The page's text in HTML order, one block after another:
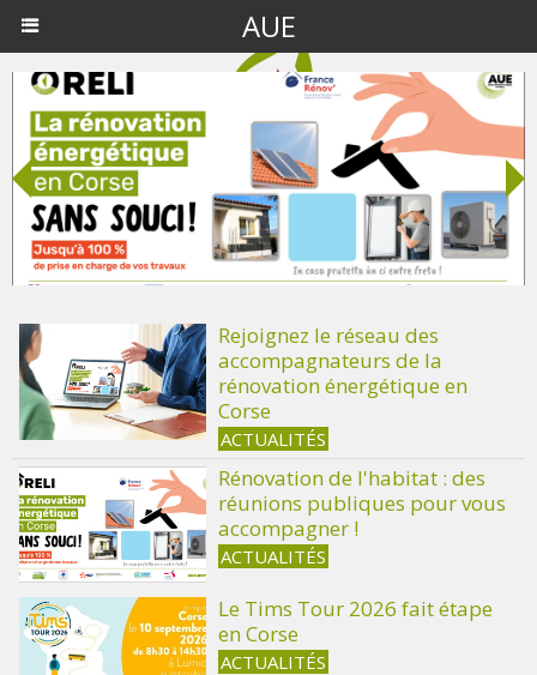
AUE
Rejoignez le réseau des
accompagnateurs de la
rénovation énergétique en
Corse
ACTUALITÉS
Rénovation de l'habitat : des
réunions publiques pour vous
accompagner !
ACTUALITÉS
Le Tims Tour 2026 fait étape
en Corse
ACTUALITÉS